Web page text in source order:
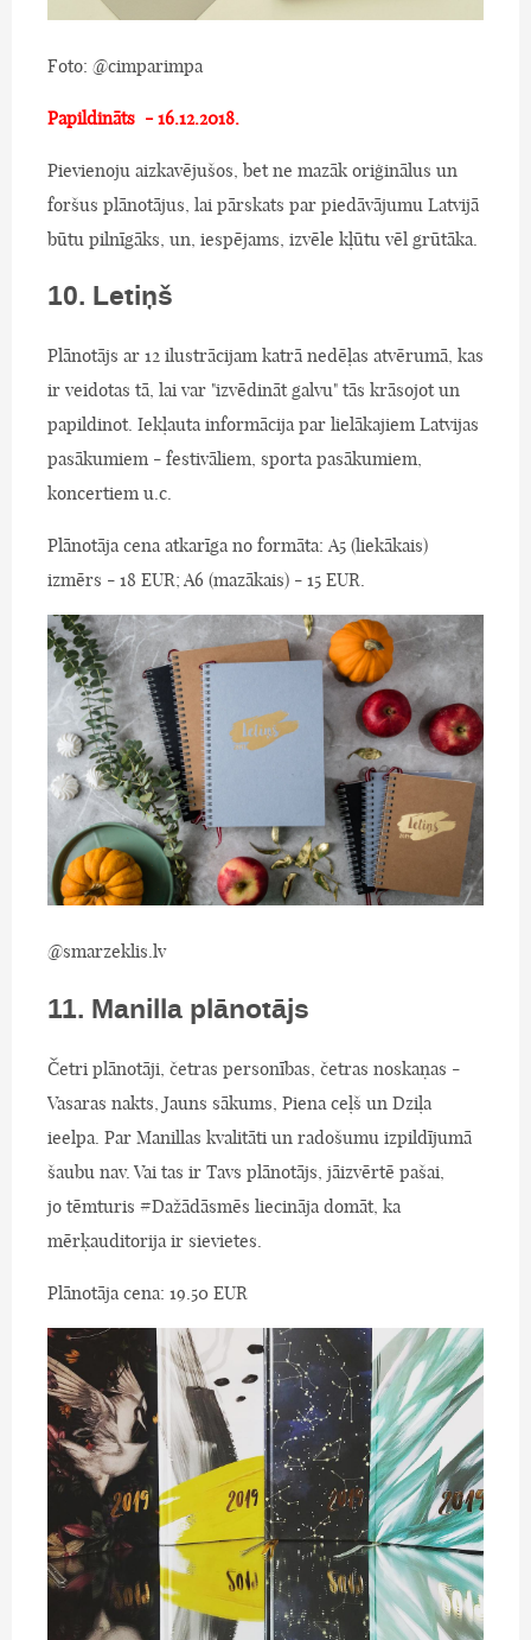
Foto: @cimparimpa
Papildināts - 16.12.2018.
Pievienoju aizkavējušos, bet ne mazāk oriģinālus un
foršus plānotājus, lai pārskats par piedāvājumu Latvijā
būtu pilnīgāks, un, iespējams, izvēle kļūtu vēl grūtāka.
10. Letiņš
Plānotājs ar 12 ilustrācijam katrā nedēļas atvērumā, kas
ir veidotas tā, lai var "izvēdināt galvu" tās krāsojot un
papildinot. Iekļauta informācija par lielākajiem Latvijas
pasākumiem - festivāliem, sporta pasākumiem,
koncertiem u.c.
Plānotāja cena atkarīga no formāta: A5 (liekākais)
izmērs - 18 EUR; A6 (mazākais) - 15 EUR.
@smarzeklis.lv
11. Manilla plānotājs
Četri plānotāji, četras personības, četras noskaņas -
Vasaras nakts, Jauns sākums, Piena ceļš un Dziļa
ieelpa. Par Manillas kvalitāti un radošumu izpildījumā
šaubu nav. Vai tas ir Tavs plānotājs, jāizvērtē pašai,
jo tēmturis #Dažādāsmēs liecināja domāt, ka
mērķauditorija ir sievietes.
Plānotāja cena: 19.50 EUR